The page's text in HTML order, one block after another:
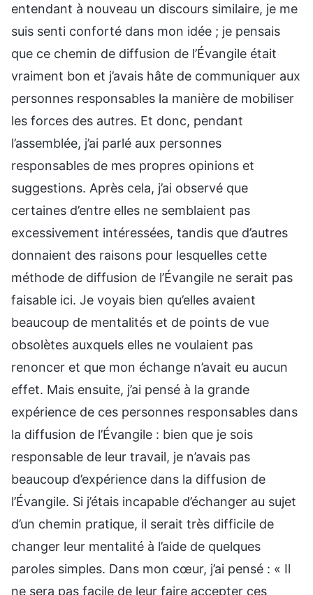
entendant à nouveau un discours similaire, je me
suis senti conforté dans mon idée ; je pensais
que ce chemin de diffusion de l’Évangile était
vraiment bon et j’avais hâte de communiquer aux
personnes responsables la manière de mobiliser
les forces des autres. Et donc, pendant
l’assemblée, j’ai parlé aux personnes
responsables de mes propres opinions et
suggestions. Après cela, j’ai observé que
certaines d’entre elles ne semblaient pas
excessivement intéressées, tandis que d’autres
donnaient des raisons pour lesquelles cette
méthode de diffusion de l’Évangile ne serait pas
faisable ici. Je voyais bien qu’elles avaient
beaucoup de mentalités et de points de vue
obsolètes auxquels elles ne voulaient pas
renoncer et que mon échange n’avait eu aucun
effet. Mais ensuite, j’ai pensé à la grande
expérience de ces personnes responsables dans
la diffusion de l’Évangile : bien que je sois
responsable de leur travail, je n’avais pas
beaucoup d’expérience dans la diffusion de
l’Évangile. Si j’étais incapable d’échanger au sujet
d’un chemin pratique, il serait très difficile de
changer leur mentalité à l’aide de quelques
paroles simples. Dans mon cœur, j’ai pensé : « Il
ne sera pas facile de leur faire accepter ces